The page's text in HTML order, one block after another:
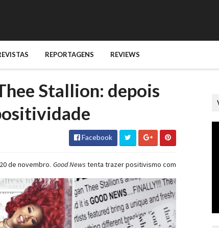
REPORTAGENS REVIEWS
Stallion: depois
Facebook
de novembro. Good News tenta trazer positivismo com